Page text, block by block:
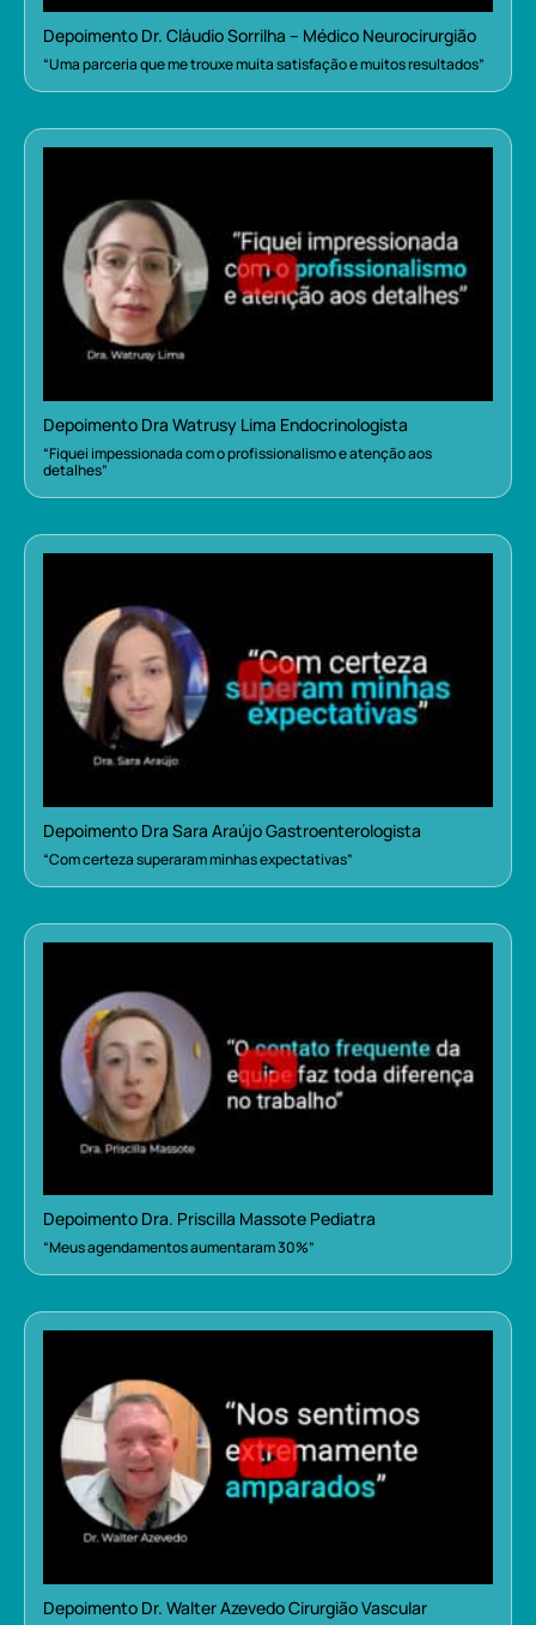
Depoimento Dr. Cláudio Sorrilha – Médico Neurocirurgião
“Uma parceria que me trouxe muita satisfação e muitos resultados”
Depoimento Dra Watrusy Lima Endocrinologista
“Fiquei impessionada com o profissionalismo e atenção aos
detalhes”
Depoimento Dra Sara Araújo Gastroenterologista
“Com certeza superaram minhas expectativas”
Depoimento Dra. Priscilla Massote Pediatra
“Meus agendamentos aumentaram 30%”
Depoimento Dr. Walter Azevedo Cirurgião Vascular